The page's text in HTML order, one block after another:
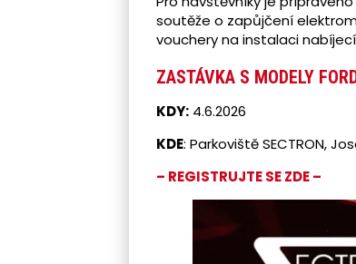
soutěže o zapůjčení
vouchery na instalaci
ZASTÁVKA S MODELY
KDY: 4.6.2026
KDE: Parkoviště SECTRON,
– REGISTRUJTE SE ZDE –